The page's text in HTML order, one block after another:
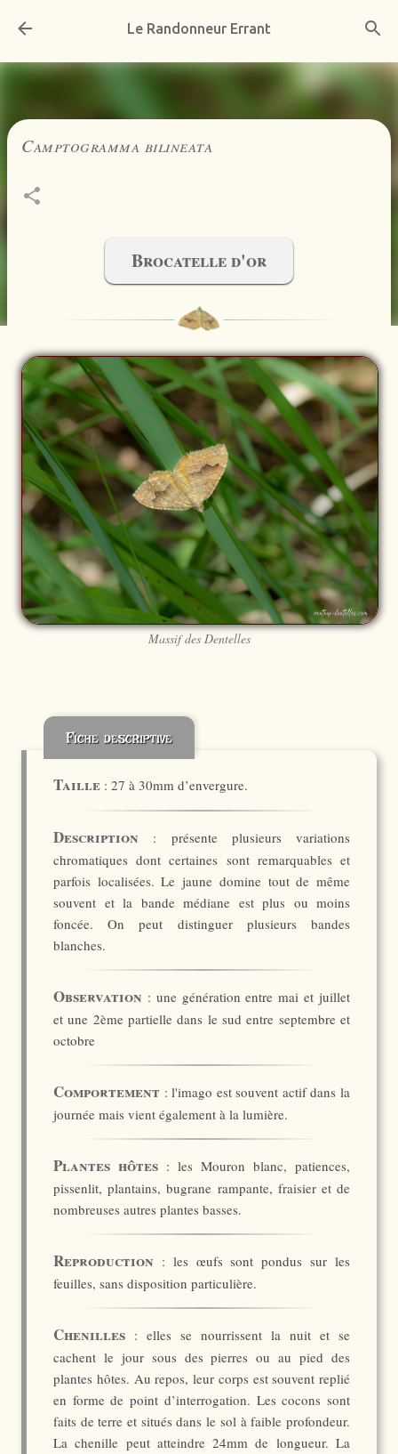
Accéder au contenu principal
Le Randonneur Errant
Camptogramma bilineata
Brocatelle d'or
Massif des Dentelles
Fiche descriptive
Taille : 27 à 30mm d’envergure.
Description : présente plusieurs variations
chromatiques dont certaines sont remarquables et
parfois localisées. Le jaune domine tout de même
souvent et la bande médiane est plus ou moins
foncée. On peut distinguer plusieurs bandes
blanches.
Observation : une génération entre mai et juillet
et une 2ème partielle dans le sud entre septembre et
octobre
Comportement : l'imago est souvent actif dans la
journée mais vient également à la lumière.
Plantes hôtes : les Mouron blanc, patiences,
pissenlit, plantains, bugrane rampante, fraisier et de
nombreuses autres plantes basses.
Reproduction : les œufs sont pondus sur les
feuilles, sans disposition particulière.
Chenilles : elles se nourrissent la nuit et se
cachent le jour sous des pierres ou au pied des
plantes hôtes. Au repos, leur corps est souvent replié
en forme de point d’interrogation. Les cocons sont
faits de terre et situés dans le sol à faible profondeur.
La chenille peut atteindre 24mm de longueur. La